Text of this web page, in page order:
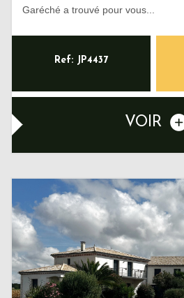
Garéché a trouvé pour vous...
Ref: JP4437
VOIR